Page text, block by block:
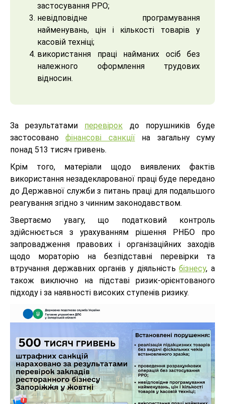
застосування РРО;
невідповідне програмування
найменувань, цін і кількості товарів у
касовій техніці;
використання праці найманих осіб без
належного оформлення трудових
відносин.
За результатами перевірок до порушників буде
застосованофінансові санкціїна загальну суму
понад 513 тисяч гривень.
Крім того, матеріали щодо виявлених фактів
використання незадекларованої праці буде передано
до Державної служби з питань праці для подальшого
реагування згідно з чинним законодавством.
Звертаємо увагу, що податковий контроль
здійснюється з урахуванням рішення РНБО про
запровадження правових і організаційних заходів
щодо мораторію на безпідставні перевірки та
втручання державних органів у діяльністьбізнесу, а
також виключно на підставі ризик-орієнтованого
підходу і за наявності високих ступенів ризику.